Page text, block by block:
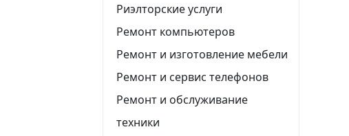
Риэлторские услуги
Ремонт компьютеров
Ремонт и изготовление мебели
Ремонт и сервис телефонов
Ремонт и обслуживание
техники